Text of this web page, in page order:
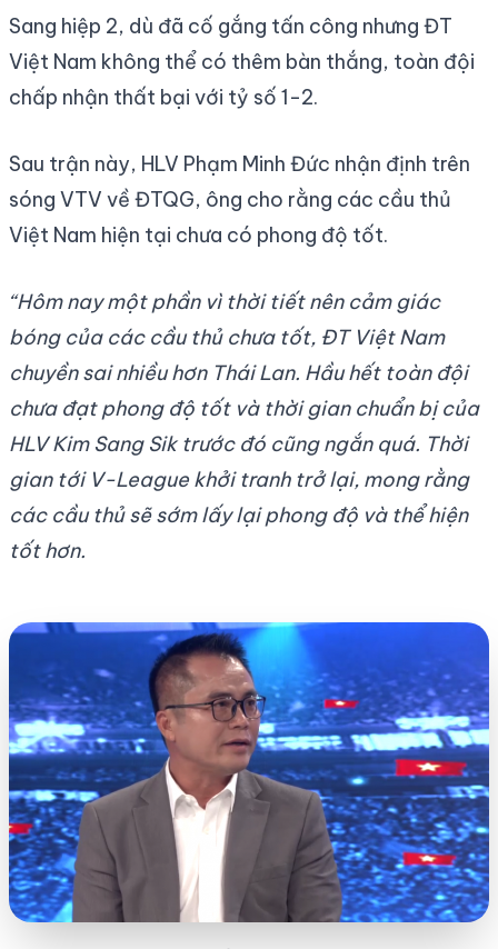
Sang hiệp 2, dù đã cố gắng tấn công nhưng ĐT
Việt Nam không thể có thêm bàn thắng, toàn đội
chấp nhận thất bại với tỷ số 1-2.
Sau trận này, HLV Phạm Minh Đức nhận định trên
sóng VTV về ĐTQG, ông cho rằng các cầu thủ
Việt Nam hiện tại chưa có phong độ tốt.
“Hôm nay một phần vì thời tiết nên cảm giác
bóng của các cầu thủ chưa tốt, ĐT Việt Nam
chuyền sai nhiều hơn Thái Lan. Hầu hết toàn đội
chưa đạt phong độ tốt và thời gian chuẩn bị của
HLV Kim Sang Sik trước đó cũng ngắn quá. Thời
gian tới V-League khởi tranh trở lại, mong rằng
các cầu thủ sẽ sớm lấy lại phong độ và thể hiện
tốt hơn.